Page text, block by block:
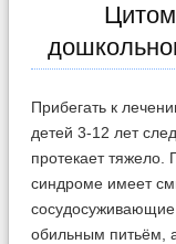
Прибегать к
детей 3-12 лет
протекает
синдроме имеет
обильным питьём,